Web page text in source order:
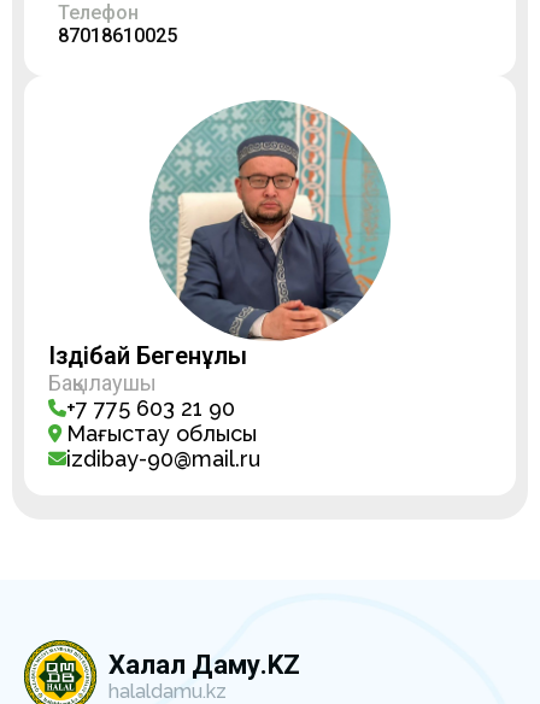
Телефон
87018610025
Іздібай Бегенұлы
Бақылаушы
+7 775 603 21 90
Маңғыстау облысы
izdibay-90@mail.ru
Халал Даму.KZ
halaldamu.kz